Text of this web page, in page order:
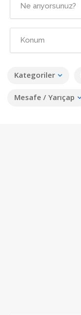
Kategoriler
Mesafe / Yarıçap